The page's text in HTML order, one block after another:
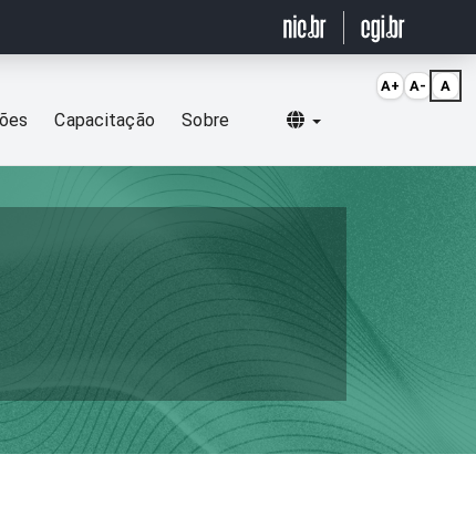
Capacitação Sobre Selecionar idioma
A+ A- A